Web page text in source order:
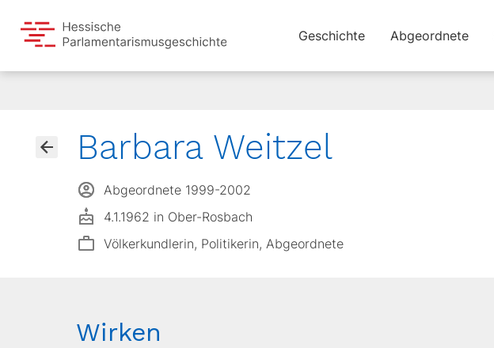
Geschichte Abgeordnete
Barbara Weitzel
Abgeordnete 1999-2002
4.1.1962 in Ober-Rosbach
Völkerkundlerin, Politikerin, Abgeordnete
Wirken